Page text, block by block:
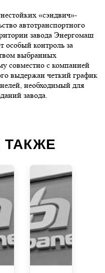
«сэндвич»-
автотранспортного
завода Энергомаш
особый контроль за
выбранных
совместно с компанией
выдержан четкий график
необходимый для
завода.
ТАКЖЕ